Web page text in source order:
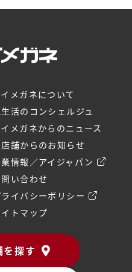
メガネについて
活のコンシェルジュ
メガネからのニュース
舗からのお知らせ
情報／アイジャパン
い合わせ
イバシーポリシー
トマップ
を探す